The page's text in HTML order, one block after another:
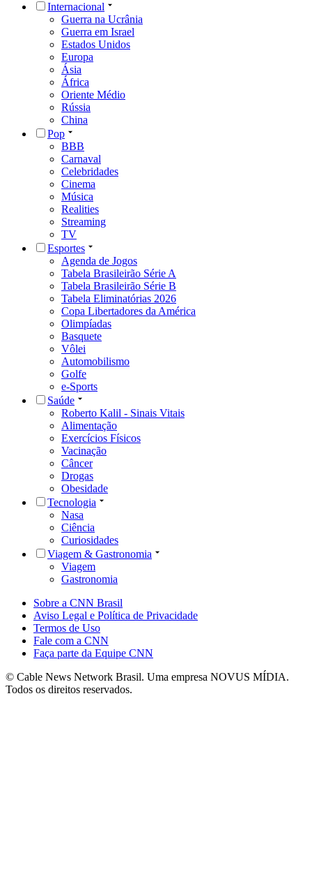
Internacional
Guerra na Ucrânia
Guerra em Israel
Estados Unidos
Europa
Ásia
África
Oriente Médio
Rússia
China
Pop
BBB
Carnaval
Celebridades
Cinema
Música
Realities
Streaming
TV
Esportes
Agenda de Jogos
Tabela Brasileirão Série A
Tabela Brasileirão Série B
Tabela Eliminatórias 2026
Copa Libertadores da América
Olimpíadas
Basquete
Vôlei
Automobilismo
Golfe
e-Sports
Saúde
Roberto Kalil - Sinais Vitais
Alimentação
Exercícios Físicos
Vacinação
Câncer
Drogas
Obesidade
Tecnologia
Nasa
Ciência
Curiosidades
Viagem & Gastronomia
Viagem
Gastronomia
Sobre a CNN Brasil
Aviso Legal e Política de Privacidade
Termos de Uso
Fale com a CNN
Faça parte da Equipe CNN
© Cable News Network Brasil. Uma empresa NOVUS MÍDIA.
Todos os direitos reservados.